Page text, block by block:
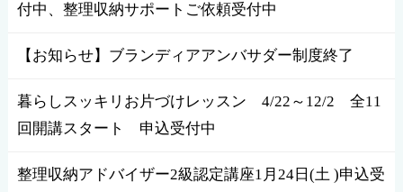
付中、整理収納サポートご依頼受付中
【お知らせ】ブランディアアンバサダー制度終了
暮らしスッキリお片づけレッスン 4/22～12/2 全11
回開講スタート 申込受付中
整理収納アドバイザー2級認定講座1月24日(土 )申込受